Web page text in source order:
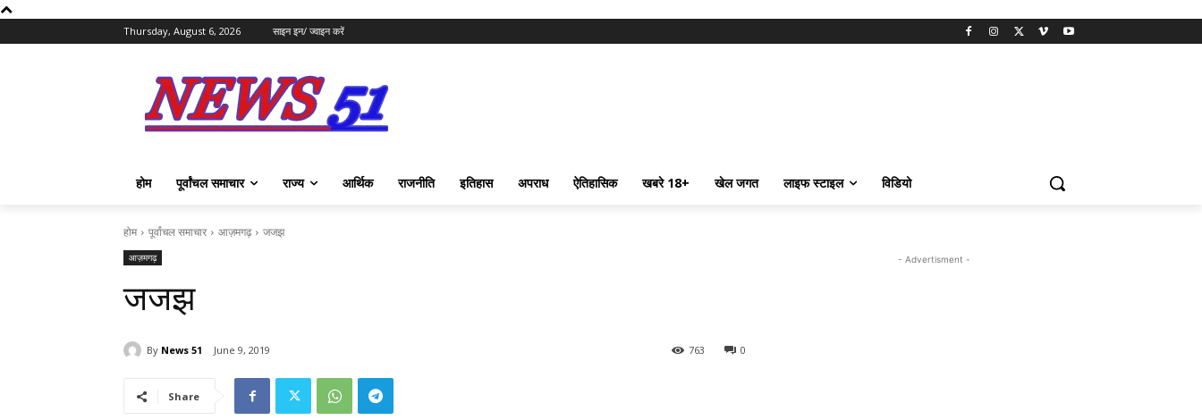
Thursday, August 6, 2026 साइन इन/ ज्वाइन करें
होम पूर्वांचल समाचार राज्य आर्थिक राजनीति इतिहास अपराध ऐतिहासिक खबरे 18+ खेल जगत लाइफ स्टाइल विडियो
होम पूर्वांचल समाचार आज़मगढ़ जजझ
आज़मगढ़
जजझ
By News 51 June 9, 2019 0
763
Share
- Advertisment -